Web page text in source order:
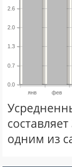
янв фев
0.0
0.7
1.3
2.0
2.6
составляет
одним из